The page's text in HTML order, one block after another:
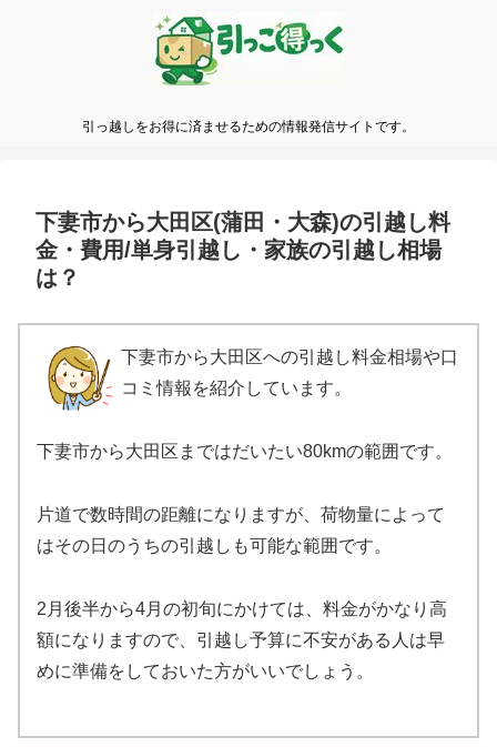
引っ越しをお得に済ませるための情報発信サイトです。
下妻市から大田区(蒲田・大森)の引越し料
金・費用/単身引越し・家族の引越し相場
は？
下妻市から大田区への引越し料金相場や口
コミ情報を紹介しています。
下妻市から大田区まではだいたい80kmの範囲です。
片道で数時間の距離になりますが、荷物量によって
はその日のうちの引越しも可能な範囲です。
2月後半から4月の初旬にかけては、料金がかなり高
額になりますので、引越し予算に不安がある人は早
めに準備をしておいた方がいいでしょう。